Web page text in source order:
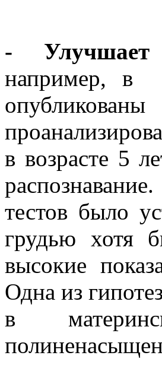
- Улучшает
например, в
в возрасте 5
тестов было
грудью хотя
высокие
Одна из
в